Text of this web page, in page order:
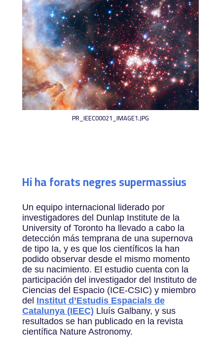
PR_IEEC00021_IMAGE1.JPG
Hi ha forats negres supermassius
Un equipo internacional liderado por
investigadores del Dunlap Institute de la
University of Toronto ha llevado a cabo la
detección más temprana de una supernova
de tipo Ia, y es que los científicos la han
podido observar desde el mismo momento
de su nacimiento. El estudio cuenta con la
participación del investigador del Instituto de
Ciencias del Espacio (ICE-CSIC) y miembro
del Institut d’Estudis Espacials de
Catalunya (IEEC) Lluís Galbany, y sus
resultados se han publicado en la revista
científica Nature Astronomy.